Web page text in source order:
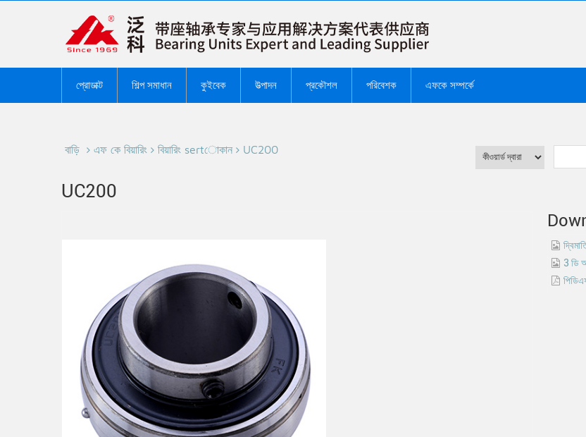
প্রোডাক্ট শিল্প সমাধান কুইবেক উত্পাদন প্রকৌশল পরিবেশক এফকে সম্পর্কে
বাড়ি এফ কে বিয়ারিং বিয়ারিং sertোকান UC200
UC200
3 ডি